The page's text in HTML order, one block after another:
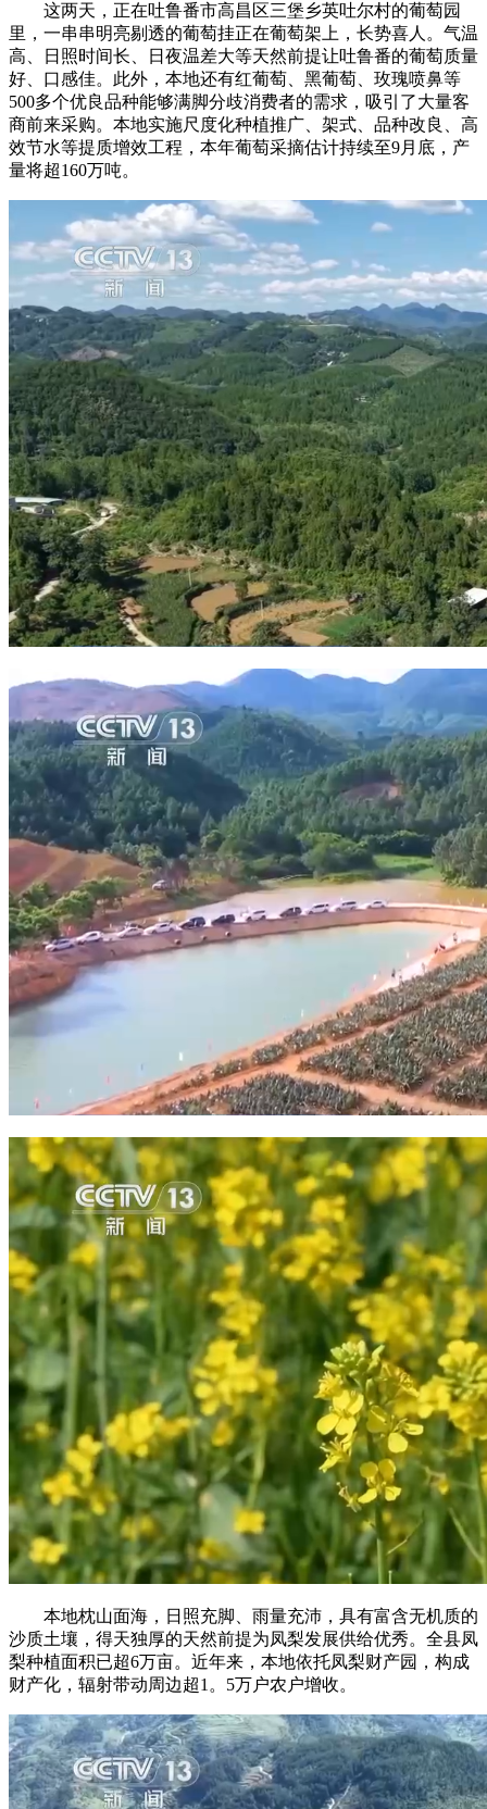
这两天，正在吐鲁番市高昌区三堡乡英吐尔村的葡萄园
里，一串串明亮剔透的葡萄挂正在葡萄架上，长势喜人。气温
高、日照时间长、日夜温差大等天然前提让吐鲁番的葡萄质量
好、口感佳。此外，本地还有红葡萄、黑葡萄、玫瑰喷鼻等
500多个优良品种能够满脚分歧消费者的需求，吸引了大量客
商前来采购。本地实施尺度化种植推广、架式、品种改良、高
效节水等提质增效工程，本年葡萄采摘估计持续至9月底，产
量将超160万吨。
本地枕山面海，日照充脚、雨量充沛，具有富含无机质的
沙质土壤，得天独厚的天然前提为凤梨发展供给优秀。全县凤
梨种植面积已超6万亩。近年来，本地依托凤梨财产园，构成
财产化，辐射带动周边超1。5万户农户增收。